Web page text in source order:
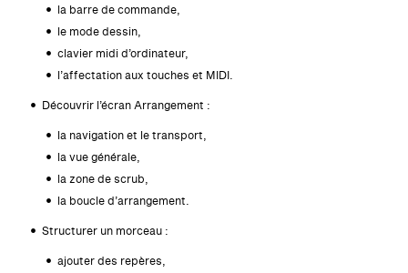
la barre de commande,
le mode dessin,
clavier midi d’ordinateur,
l’affectation aux touches et MIDI.
Découvrir l’écran Arrangement :
la navigation et le transport,
la vue générale,
la zone de scrub,
la boucle d’arrangement.
Structurer un morceau :
ajouter des repères,